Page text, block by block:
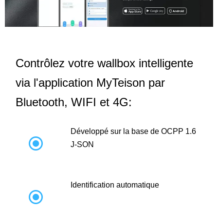
Contrôlez votre wallbox intelligente
via l'application MyTeison par
Bluetooth, WIFI et 4G:

Développé sur la base de OCPP 1.6
J-SON

Identification automatique